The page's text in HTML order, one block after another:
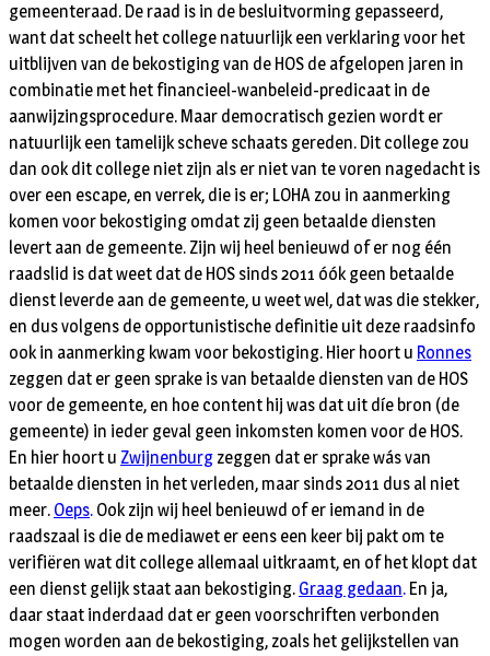
gemeenteraad. De raad is in de besluitvorming gepasseerd,
want dat scheelt het college natuurlijk een verklaring voor het
uitblijven van de bekostiging van de HOS de afgelopen jaren in
combinatie met het financieel-wanbeleid-predicaat in de
aanwijzingsprocedure. Maar democratisch gezien wordt er
natuurlijk een tamelijk scheve schaats gereden. Dit college zou
dan ook dit college niet zijn als er niet van te voren nagedacht is
over een escape, en verrek, die is er; LOHA zou in aanmerking
komen voor bekostiging omdat zij geen betaalde diensten
levert aan de gemeente. Zijn wij heel benieuwd of er nog één
raadslid is dat weet dat de HOS sinds 2011 óók geen betaalde
dienst leverde aan de gemeente, u weet wel, dat was die stekker,
en dus volgens de opportunistische definitie uit deze raadsinfo
ook in aanmerking kwam voor bekostiging. Hier hoort u Ronnes
zeggen dat er geen sprake is van betaalde diensten van de HOS
voor de gemeente, en hoe content hij was dat uit díe bron (de
gemeente) in ieder geval geen inkomsten komen voor de HOS.
En hier hoort u Zwijnenburg zeggen dat er sprake wás van
betaalde diensten in het verleden, maar sinds 2011 dus al niet
meer. Oeps. Ook zijn wij heel benieuwd of er iemand in de
raadszaal is die de mediawet er eens een keer bij pakt om te
verifiëren wat dit college allemaal uitkraamt, en of het klopt dat
een dienst gelijk staat aan bekostiging. Graag gedaan. En ja,
daar staat inderdaad dat er geen voorschriften verbonden
mogen worden aan de bekostiging, zoals het gelijkstellen van